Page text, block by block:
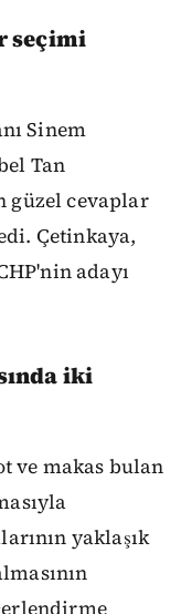
seçimi
Sinem
Tan
güzel cevaplar
Çetinkaya,
adayı
iki
ve makas bulan
yaklaşık